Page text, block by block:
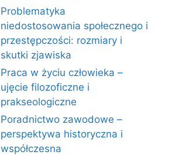
Problematyka
niedostosowania społecznego i
przestępczości: rozmiary i
skutki zjawiska
Praca w życiu człowieka –
ujęcie filozoficzne i
prakseologiczne
Poradnictwo zawodowe –
perspektywa historyczna i
współczesna